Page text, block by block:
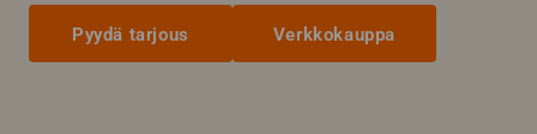
Pyydä tarjous Verkkokauppa